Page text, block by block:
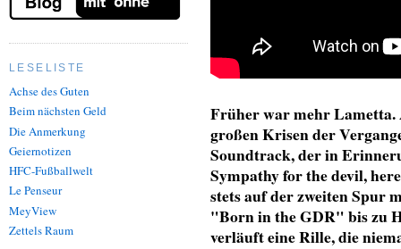
LESELISTE
Achse des Guten
Beim nächsten Geld
Die Anmerkung
Geiernotizen
HFC-Fußballwelt
Le Penseur
MeyView
Zettels Raum
Früher war mehr
großen Krisen der
Soundtrack, der in
Sympathy for the devil,
stets auf der zweiten Spur
"Born in the GDR" bis zu
verläuft eine Rille, die